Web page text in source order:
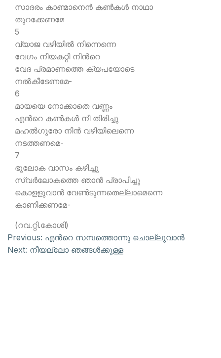
സാദരം കാണ്മാനെന്‍ കണ്‍കള്‍ നാഥാ
തുറക്കേണമേ
5
വ്യാജ വഴിയില്‍ നിന്നെന്നെ
വേഗം നീയകറ്റി നിന്‍റെ
വേദ പ്രമാണത്തെ ക്യപയോടെ
നല്‍കീടേണമേ-
6
മായയെ നോക്കാതെ വണ്ണം
എന്‍റെ കണ്‍കള്‍ നീ തിരിച്ചു
മഹല്‍ഗുരോ നിന്‍ വഴിയിലെന്നെ
നടത്തണമെ-
7
ഭൂലോക വാസം കഴിച്ചു
സ്വര്‍ലോകത്തെ ഞാന്‍ പ്രാപിച്ചു
കൊളളുവാന്‍ വേണ്‍ടുന്നതെല്ലാമെന്നെ
കാണിക്കണമേ-
(റവ.റ്റി.കോശി)
Previous: എന്‍റെ സമ്പത്തൊന്നു ചൊല്ലുവാന്‍
Next: നീയല്ലോ ഞങ്ങള്‍ക്കുള്ള